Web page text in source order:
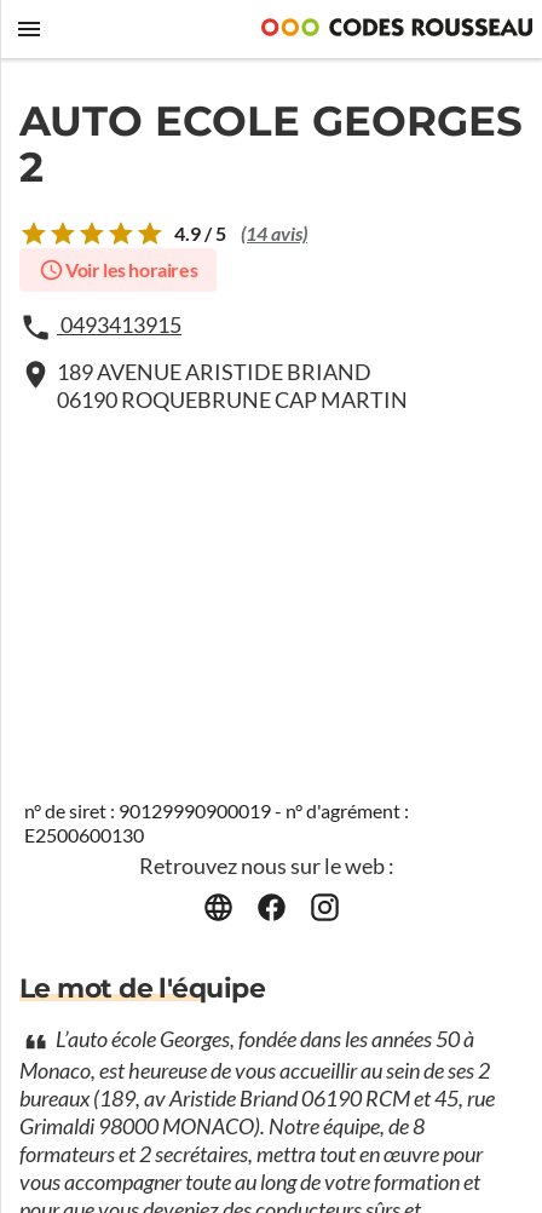
AUTO ECOLE GEORGES
2
4.9 / 5 (14 avis)
Voir les horaires
0493413915
189 AVENUE ARISTIDE BRIAND
06190 ROQUEBRUNE CAP MARTIN
n° de siret : 90129990900019 - n° d'agrément :
E2500600130
Retrouvez nous sur le web :
Le mot de l'équipe
L’auto école Georges, fondée dans les années 50 à
Monaco, est heureuse de vous accueillir au sein de ses 2
bureaux (189, av Aristide Briand 06190 RCM et 45, rue
Grimaldi 98000 MONACO). Notre équipe, de 8
formateurs et 2 secrétaires, mettra tout en œuvre pour
vous accompagner toute au long de votre formation et